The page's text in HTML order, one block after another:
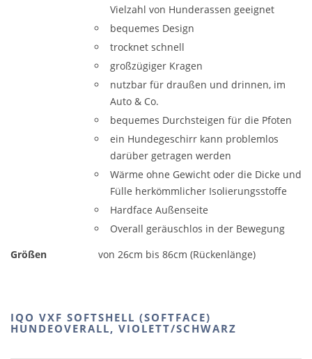
Vielzahl von Hunderassen geeignet
bequemes Design
trocknet schnell
großzügiger Kragen
nutzbar für draußen und drinnen, im
Auto & Co.
bequemes Durchsteigen für die Pfoten
ein Hundegeschirr kann problemlos
darüber getragen werden
Wärme ohne Gewicht oder die Dicke und
Fülle herkömmlicher Isolierungsstoffe
Hardface Außenseite
Overall geräuschlos in der Bewegung
Größen
von 26cm bis 86cm (Rückenlänge)
IQO VXF SOFTSHELL (SOFTFACE)
HUNDEOVERALL, VIOLETT/SCHWARZ